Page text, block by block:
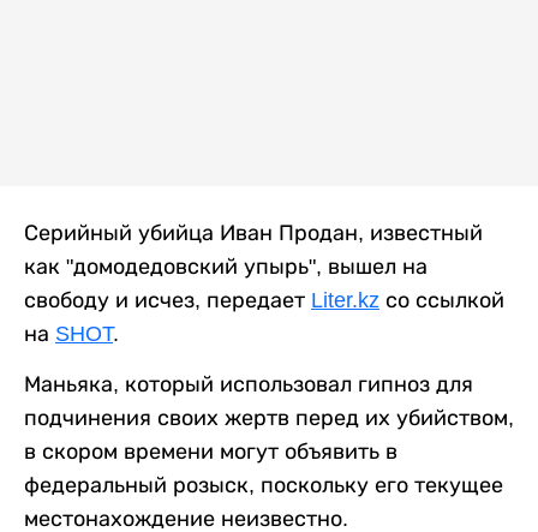
Серийный убийца Иван Продан, известный
как "домодедовский упырь", вышел на
свободу и исчез, передает Liter.kz со ссылкой
на SHOT.
Маньяка, который использовал гипноз для
подчинения своих жертв перед их убийством,
в скором времени могут объявить в
федеральный розыск, поскольку его текущее
местонахождение неизвестно.